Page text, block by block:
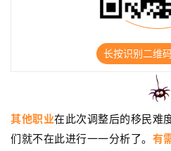
美
英
长按识别二维
其他职业在此次调整后的移民难
们就不在此进行一一分析了。 有